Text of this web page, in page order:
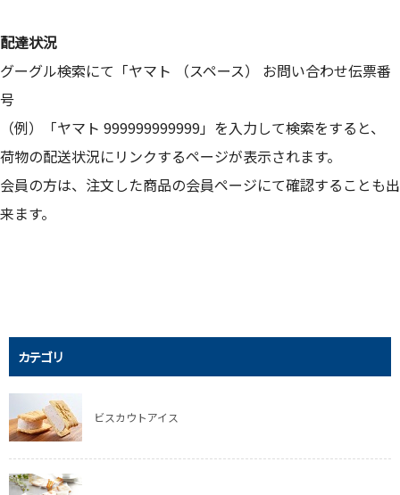
配達状況
グーグル検索にて「ヤマト （スペース） お問い合わせ伝票番
号
（例）「ヤマト 999999999999」を入力して検索をすると、
荷物の配送状況にリンクするページが表示されます。
会員の方は、注文した商品の会員ページにて確認することも出
来ます。
カテゴリ
ビスカウトアイス